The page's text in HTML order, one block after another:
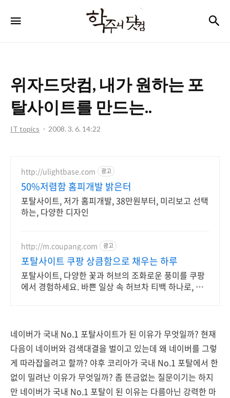
주
컴
위자드닷컴, 내가 원하는 포
탈사이트를 만드는..
IT topics 2008. 3. 6. 14:22
http://ulightbase.com 광고
50%저렴함 홈피개발 밝은터
포탈사이트, 저가 홈피개발, 38만원부터, 미리보고 선택
하는, 다양한 디자인
http://m.coupang.com 광고
포탈사이트 쿠팡 상큼함으로 채우는 하루
포탈사이트, 다양한 꽃과 허브의 조화로운 풍미를 쿠팡
에서 경험하세요. 바쁜 일상 속 허브차 티백 하나로, 향
네이버가 국내 No.1 포탈사이트가 된 이유가 무엇일까? 현재
다음이 네이버와 검색대결을 벌이고 있는데 왜 네이버를 그렇
게 따라잡을려고 할까? 야후 코리아가 국내 No.1 포탈에서 한
없이 밀려난 이유가 무엇일까? 좀 뜬금없는 질문이기는 하지
만 네이버가 국내 No.1 포탈이 된 이유는 다름아닌 강력한 마